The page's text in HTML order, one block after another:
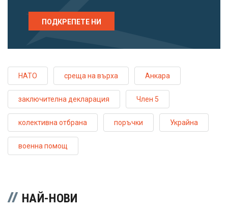
ПОДКРЕПЕТЕ НИ
НАТО среща на върха Анкара
заключителна декларация Член 5
колективна отбрана поръчки Украйна
военна помощ
НАЙ-НОВИ